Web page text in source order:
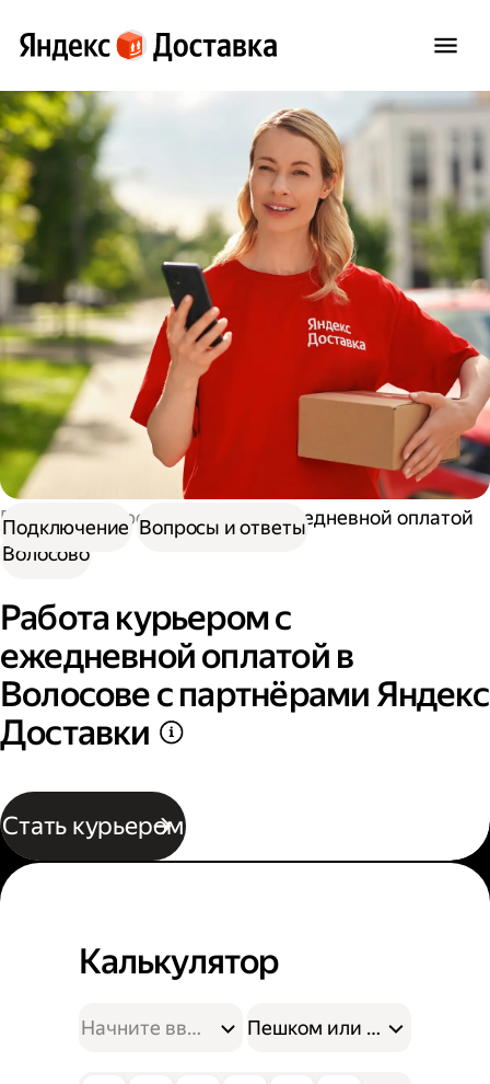
Работа курьером
Курьер с ежедневной оплатой
Волосово
Работа курьером с
ежедневной оплатой в
Волосове с партнёрами Яндекс
Доставки
Стать курьером
Подключение Вопросы и ответы
Калькулятор
Пешком или на